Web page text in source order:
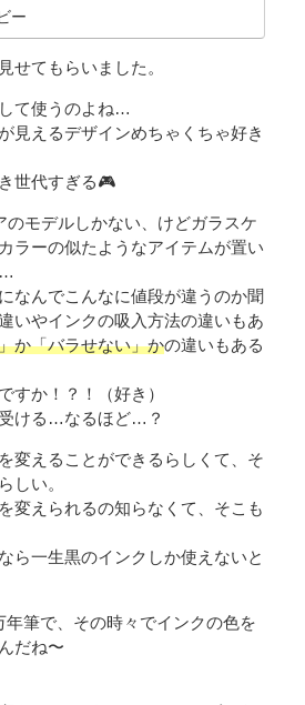
ー
せてもらいました。
て使うのよね…
見えるデザインめちゃくちゃ好き
世代すぎる🎮
のモデルしかない、けどガラスケ
ラーの似たようなアイテムが置い
なんでこんなに値段が違うのか聞
いやインクの吸入方法の違いもあ
か「バラせない」かの違いもある
すか！？！（好き）
ける…なるほど…？
変えることができるらしくて、そ
しい。
変えられるの知らなくて、そこも
ら一生黒のインクしか使えないと
年筆で、その時々でインクの色を
だね〜